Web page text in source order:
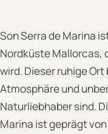
Son Serra de Marina
Nordküste Mallorcas,
wird. Dieser ruhige
Atmosphäre und
Naturliebhaber sind.
Marina ist geprägt